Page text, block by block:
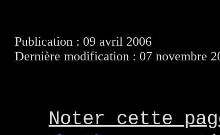
Publication : 09 avril 2006
Dernière modification : 07 novembre
Noter cette